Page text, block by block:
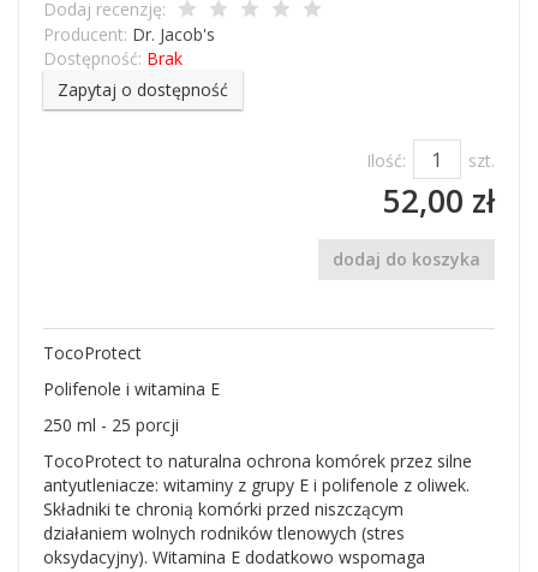
Dodaj recenzję:
Producent: Dr. Jacob's
Dostępność: Brak
Zapytaj o dostępność
Ilość: szt.
52,00 zł
dodaj do koszyka
TocoProtect
Polifenole i witamina E
250 ml - 25 porcji
TocoProtect to naturalna ochrona komórek przez silne
antyutleniacze: witaminy z grupy E i polifenole z oliwek.
Składniki te chronią komórki przed niszczącym
działaniem wolnych rodników tlenowych (stres
oksydacyjny). Witamina E dodatkowo wspomaga